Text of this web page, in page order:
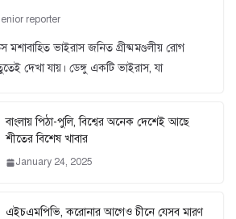
reporter
মশাবাহিত ভাইরাস জনিত গ্রীষ্মমণ্ডলীয় রোগ
দেখা যায়। ডেঙ্গু একটি ভাইরাস, যা
বাংলায় পিঠা-পুলি, বিশ্বের অনেক দেশেই আছে
শীতের বিশেষ খাবার
January 24, 2025
এইচএমপিভি, করোনার আগেও চীনে যেসব মারণ